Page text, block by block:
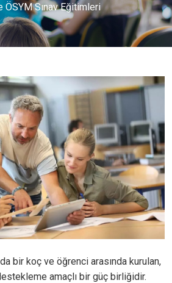
ÖSYM Sınav Eğitimleri
bir koç ve öğrenci arasında kurulan,
amaçlı bir güç birliğidir.